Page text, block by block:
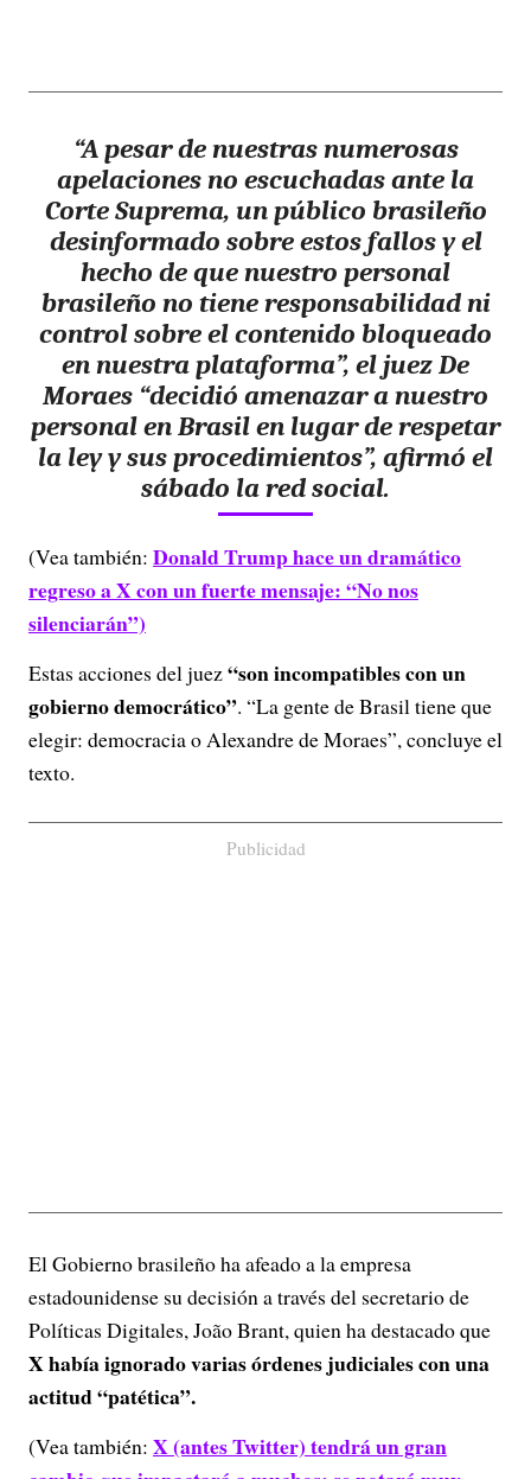
“A pesar de nuestras numerosas
apelaciones no escuchadas ante la
Corte Suprema, un público brasileño
desinformado sobre estos fallos y el
hecho de que nuestro personal
brasileño no tiene responsabilidad ni
control sobre el contenido bloqueado
en nuestra plataforma”, el juez De
Moraes “decidió amenazar a nuestro
personal en Brasil en lugar de respetar
la ley y sus procedimientos”, afirmó el
sábado la red social.
(Vea también: Donald Trump hace un dramático
regreso a X con un fuerte mensaje: “No nos
silenciarán”)
Estas acciones del juez“son incompatibles con un
gobierno democrático”. “La gente de Brasil tiene que
elegir: democracia o Alexandre de Moraes”, concluye el
texto.
Publicidad
El Gobierno brasileño ha afeado a la empresa
estadounidense su decisión a través del secretario de
Políticas Digitales, João Brant, quien ha destacado que
X había ignorado varias órdenes judiciales con una
actitud “patética”.
(Vea también: X (antes Twitter) tendrá un gran